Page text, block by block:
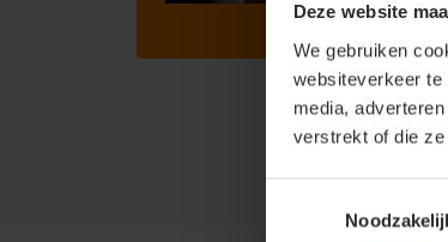
Deze website
We gebruiken
websiteverkeer
media,
verstrekt of die